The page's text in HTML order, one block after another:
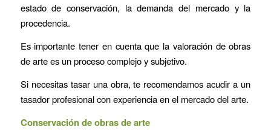
estado de conservación, la demanda del mercado y la
procedencia.
Es importante tener en cuenta que la valoración de obras
de arte es un proceso complejo y subjetivo.
Si necesitas tasar una obra, te recomendamos acudir a un
tasador profesional con experiencia en el mercado del arte.
Conservación de obras de arte